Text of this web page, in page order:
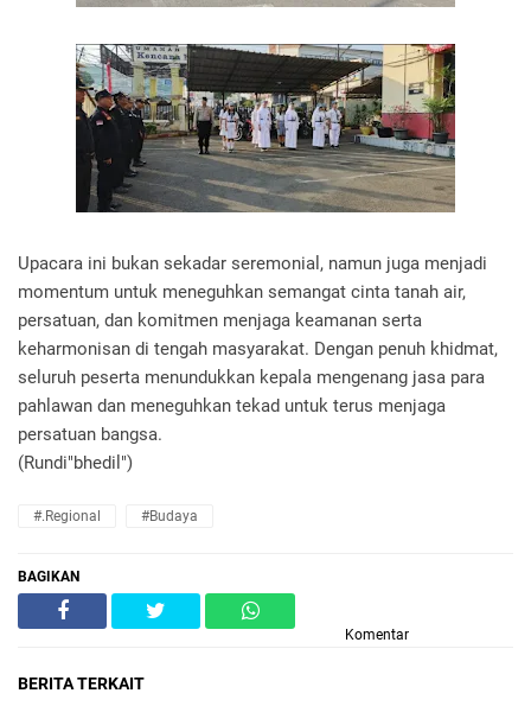
Upacara ini bukan sekadar seremonial, namun juga menjadi
momentum untuk meneguhkan semangat cinta tanah air,
persatuan, dan komitmen menjaga keamanan serta
keharmonisan di tengah masyarakat. Dengan penuh khidmat,
seluruh peserta menundukkan kepala mengenang jasa para
pahlawan dan meneguhkan tekad untuk terus menjaga
persatuan bangsa.
(Rundi"bhedil")
#.Regional #Budaya
BAGIKAN
Komentar
BERITA TERKAIT